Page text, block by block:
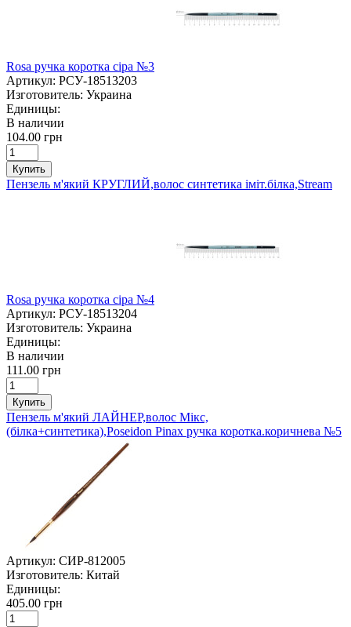
Rosa ручка коротка сіра №3
Артикул: РСУ-18513203
Изготовитель: Украина
Единицы:
В наличии
104.00 грн
Купить
Пензель м'який КРУГЛИЙ,волос синтетика іміт.білка,Stream
Rosa ручка коротка сіра №4
Артикул: РСУ-18513204
Изготовитель: Украина
Единицы:
В наличии
111.00 грн
Купить
Пензель м'який ЛАЙНЕР,волос Мікс,
(білка+синтетика),Poseidon Pinax ручка коротка.коричнева №5
Артикул: СИР-812005
Изготовитель: Китай
Единицы:
405.00 грн